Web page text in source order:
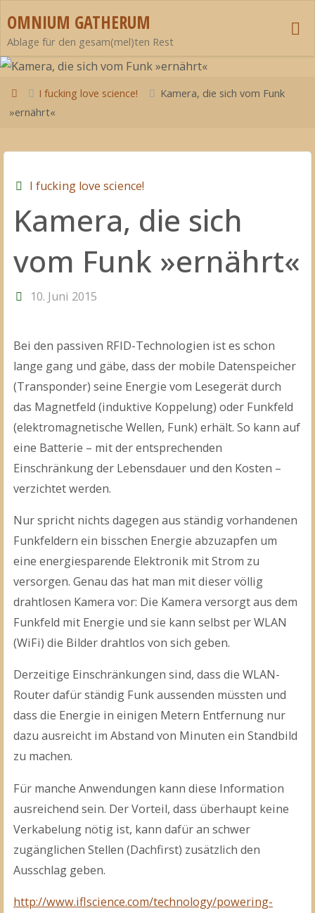
Inhalt
springen
OMNIUM GATHERUM
Ablage für den gesam(mel)ten Rest
StartI fucking love science!
Kamera, die sich vom Funk
»ernährt«
I fucking love science!
Kamera, die sich
vom Funk »ernährt«
10. Juni 2015
Bei den passiven RFID-Technologien ist es schon
lange gang und gäbe, dass der mobile Datenspeicher
(Transponder) seine Energie vom Lesegerät durch
das Magnetfeld (induktive Koppelung) oder Funkfeld
(elektromagnetische Wellen, Funk) erhält. So kann auf
eine Batterie – mit der entsprechenden
Einschränkung der Lebensdauer und den Kosten –
verzichtet werden.
Nur spricht nichts dagegen aus ständig vorhandenen
Funkfeldern ein bisschen Energie abzuzapfen um
eine energiesparende Elektronik mit Strom zu
versorgen. Genau das hat man mit dieser völlig
drahtlosen Kamera vor: Die Kamera versorgt aus dem
Funkfeld mit Energie und sie kann selbst per WLAN
(WiFi) die Bilder drahtlos von sich geben.
Derzeitige Einschränkungen sind, dass die WLAN-
Router dafür ständig Funk aussenden müssten und
dass die Energie in einigen Metern Entfernung nur
dazu ausreicht im Abstand von Minuten ein Standbild
zu machen.
Für manche Anwendungen kann diese Information
ausreichend sein. Der Vorteil, dass überhaupt keine
Verkabelung nötig ist, kann dafür an schwer
zugänglichen Stellen (Dachfirst) zusätzlich den
Ausschlag geben.
http://www.iflscience.com/technology/powering-